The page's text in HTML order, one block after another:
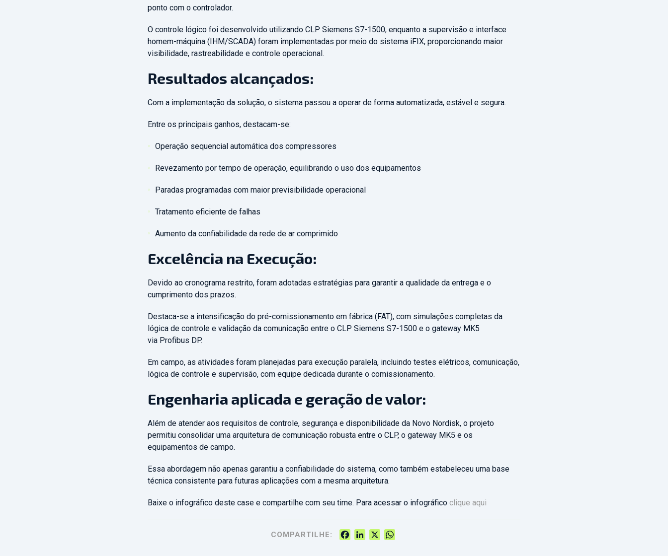
ponto com o controlador.
O controle lógico foi desenvolvido utilizando CLP Siemens S7-1500, enquanto a supervisão e interface
homem-máquina (IHM/SCADA) foram implementadas por meio do sistema iFIX, proporcionando maior
visibilidade, rastreabilidade e controle operacional.
Resultados alcançados:
Com a implementação da solução, o sistema passou a operar de forma automatizada, estável e segura.
Entre os principais ganhos, destacam-se:
Operação sequencial automática dos compressores
Revezamento por tempo de operação, equilibrando o uso dos equipamentos
Paradas programadas com maior previsibilidade operacional
Tratamento eficiente de falhas
Aumento da confiabilidade da rede de ar comprimido
Excelência na Execução:
Devido ao cronograma restrito, foram adotadas estratégias para garantir a qualidade da entrega e o
cumprimento dos prazos.
Destaca-se a intensificação do pré-comissionamento em fábrica (FAT), com simulações completas da
lógica de controle e validação da comunicação entre o CLP Siemens S7-1500 e o gateway MK5
via Profibus DP.
Em campo, as atividades foram planejadas para execução paralela, incluindo testes elétricos, comunicação,
lógica de controle e supervisão, com equipe dedicada durante o comissionamento.
Engenharia aplicada e geração de valor:
Além de atender aos requisitos de controle, segurança e disponibilidade da Novo Nordisk, o projeto
permitiu consolidar uma arquitetura de comunicação robusta entre o CLP, o gateway MK5 e os
equipamentos de campo.
Essa abordagem não apenas garantiu a confiabilidade do sistema, como também estabeleceu uma base
técnica consistente para futuras aplicações com a mesma arquitetura.
Baixe o infográfico deste case e compartilhe com seu time. Para acessar o infográfico clique aqui
COMPARTILHE: FacebookLinkedIn